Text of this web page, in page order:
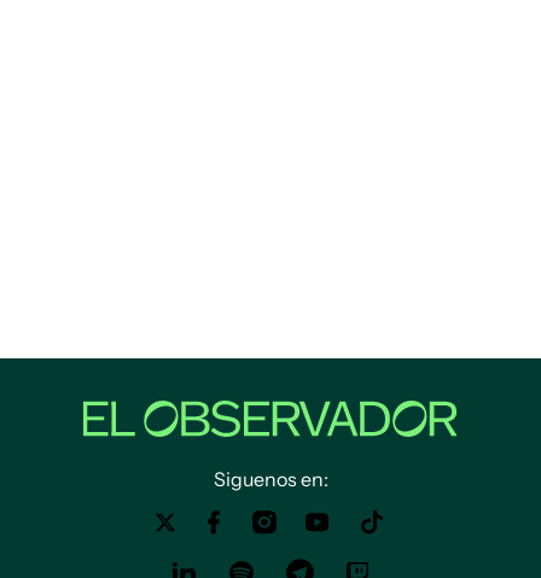
Siguenos en: